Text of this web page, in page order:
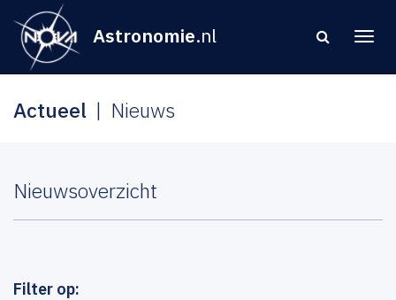
Astronomie.nl
Actueel Nieuws
Nieuwsoverzicht
Filter op: